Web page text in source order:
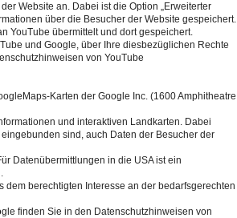
Website an. Dabei ist die Option „Erweiterter
über die Besucher der Website gespeichert.
YouTube übermittelt und dort gespeichert.
und Google, über Ihre diesbezüglichen Rechte
von YouTube
Karten der Google Inc. (1600 Amphitheatre
und interaktiven Landkarten. Dabei
sind, auch Daten der Besucher der
Datenübermittlungen in die USA ist ein
dem berechtigten Interesse an der bedarfsgerechten
finden Sie in den Datenschutzhinweisen von